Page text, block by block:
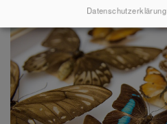
Datenschutzerklärung